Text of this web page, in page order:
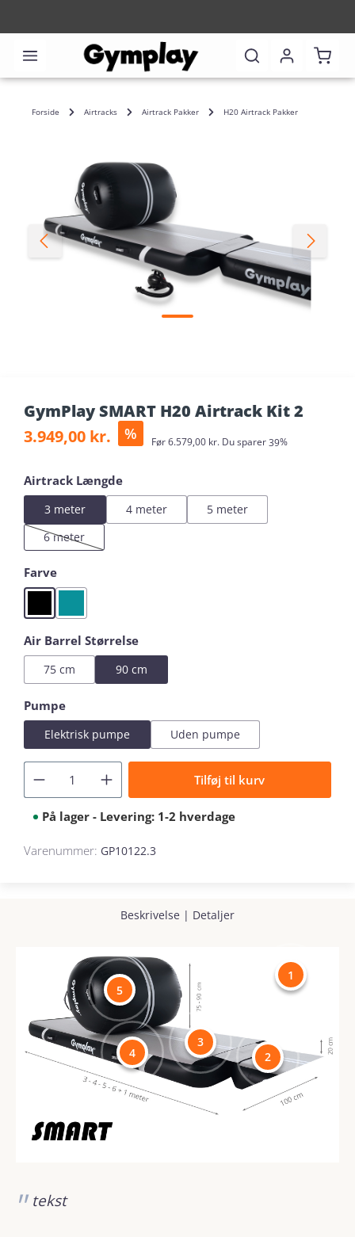
Forside Airtracks Airtrack Pakker H20 Airtrack Pakker
Spring over billedgalleri
GymPlay SMART H20 Airtrack Kit 2
Salgspris:
3.949,00 kr. % FørAlmindelig pris:
6.579,00 kr. Du sparer39%
Vælg
Airtrack Længde
3 meter 4 meter
5 meter
6 meter
(Denne mulighed er i øjeblikket ikke tilgængelig.)
Vælg
Farve
Black
Vælg
Air Barrel Størrelse
75 cm 90 cm
Vælg
Pumpe
Elektrisk pumpe Uden pumpe
Tilføj til kurv
På lager - Levering: 1-2 hverdage
Varenummer: GP10122.3
Beskrivelse | Detaljer
1
2
3
4
5
tekst